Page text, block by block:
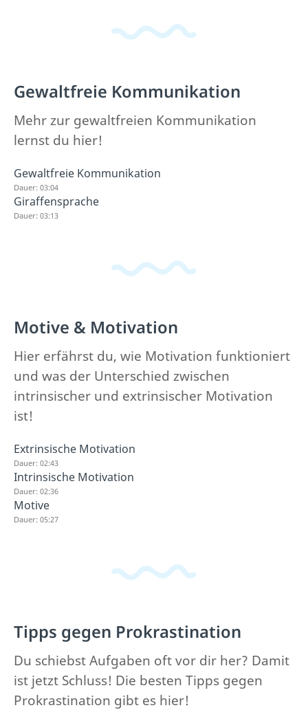
Gewaltfreie Kommunikation
Mehr zur gewaltfreien Kommunikation
lernst du hier!
Gewaltfreie Kommunikation
Dauer: 03:04
Giraffensprache
Dauer: 03:13
Motive & Motivation
Hier erfährst du, wie Motivation funktioniert
und was der Unterschied zwischen
intrinsischer und extrinsischer Motivation
ist!
Extrinsische Motivation
Dauer: 02:43
Intrinsische Motivation
Dauer: 02:36
Motive
Dauer: 05:27
Tipps gegen Prokrastination
Du schiebst Aufgaben oft vor dir her? Damit
ist jetzt Schluss! Die besten Tipps gegen
Prokrastination gibt es hier!